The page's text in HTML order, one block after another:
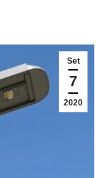
Set
7
2020